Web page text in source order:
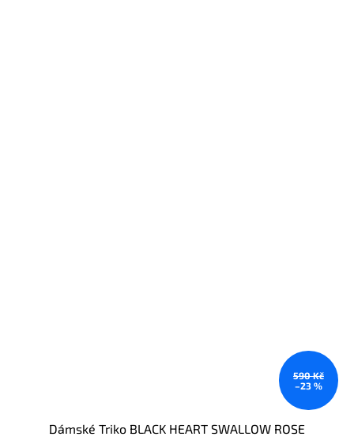
590 Kč
–23 %
Dámské Triko BLACK HEART SWALLOW ROSE